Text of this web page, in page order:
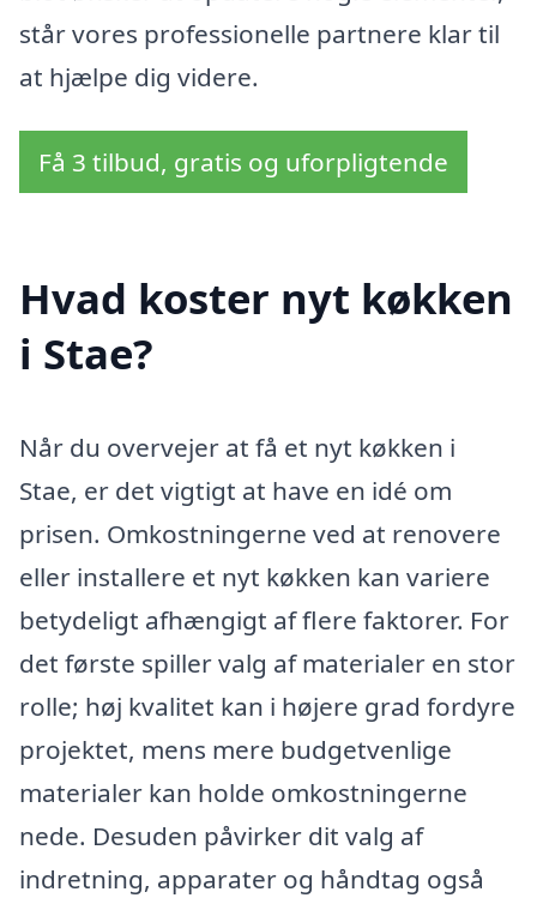
står vores professionelle partnere klar til
at hjælpe dig videre.
Få 3 tilbud, gratis og uforpligtende
Hvad koster nyt køkken
i Stae?
Når du overvejer at få et nyt køkken i
Stae, er det vigtigt at have en idé om
prisen. Omkostningerne ved at renovere
eller installere et nyt køkken kan variere
betydeligt afhængigt af flere faktorer. For
det første spiller valg af materialer en stor
rolle; høj kvalitet kan i højere grad fordyre
projektet, mens mere budgetvenlige
materialer kan holde omkostningerne
nede. Desuden påvirker dit valg af
indretning, apparater og håndtag også